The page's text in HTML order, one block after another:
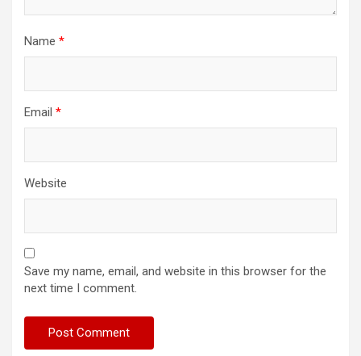
Name *
Email *
Website
Save my name, email, and website in this browser for the
next time I comment.